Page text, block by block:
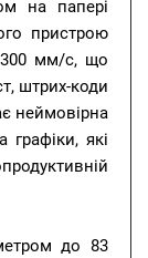
на папері
пристрою
мм/с, що
штрих-коди
неймовірна
графіки, які
до 83